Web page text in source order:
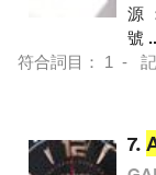
源
號
符合詞目： 1 -
7.